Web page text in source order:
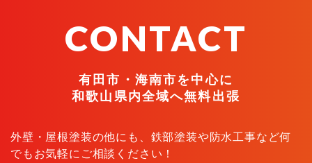
CONTACT
有田市・海南市を中心に
和歌山県内全域へ無料出張
外壁・屋根塗装の他にも、鉄部塗装や防水工事など何
でもお気軽にご相談ください！